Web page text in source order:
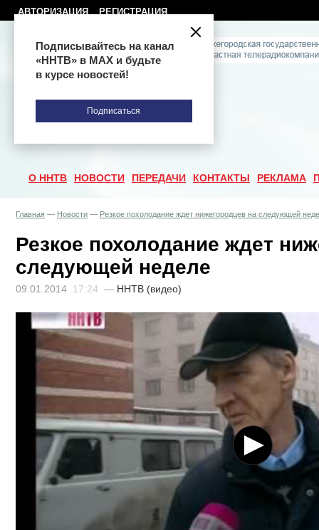
АВТОРИЗАЦИЯ РЕГИСТРАЦИЯ
О ННТВ НОВОСТИ ПЕРЕДАЧИ КОНТАКТЫ РЕКЛАМА
Главная — Новости — Резкое похолодание ждет нижегородцев на следующей
Резкое похолодание ждет
следующей неделе
09.01.2014 17:24 — ННТВ (видео)
Подписывайтесь на канал
«ННТВ» в МАХ и будьте
в курсе новостей!
Подписаться